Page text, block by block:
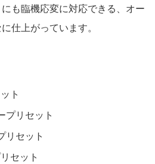
も臨機応変に対応できる、オー
仕上がっています。
ト
プリセット
リセット
セット